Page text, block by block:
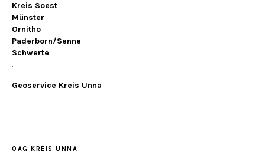
Kreis Soest
Münster
Ornitho
Paderborn/Senne
Schwerte
.
Geoservice Kreis Unna
OAG KREIS UNNA